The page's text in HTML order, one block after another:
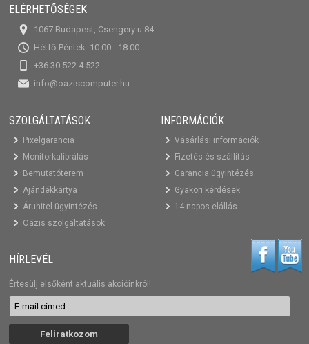
ELÉRHETŐSÉGEK
1067 Budapest, Csengery u 84.
Hétfő-Péntek: 10:00 - 18:00
+36 30 522 4 522
info@oaziscomputer.hu
SZOLGÁLTATÁSOK
Pixelgarancia
Monitorkalibrálás
Bemutatóterem
Ajándékkártya
Áruhitel ügyintézés
Oázis szolgáltatások
INFORMÁCIÓK
Vásárlási információk
Fizetés és szállítás
Garancia ügyintézés
Gyakori kérdések
14 napos elállás
HÍRLEVÉL
Értesülj elsőként aktuális akcióinkról!